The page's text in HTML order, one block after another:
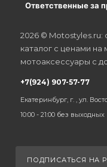
Ответственные за
2026 © Motostyles.ru:
каталог с ценами на
мотоаксессуары с
+7(924) 907-57-77
Екатеринбург, г. , ул.
10:00 - 21:00 без выходных
ПОДПИСАТЬСЯ НА